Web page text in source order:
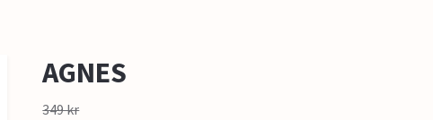
AGNES
349 kr